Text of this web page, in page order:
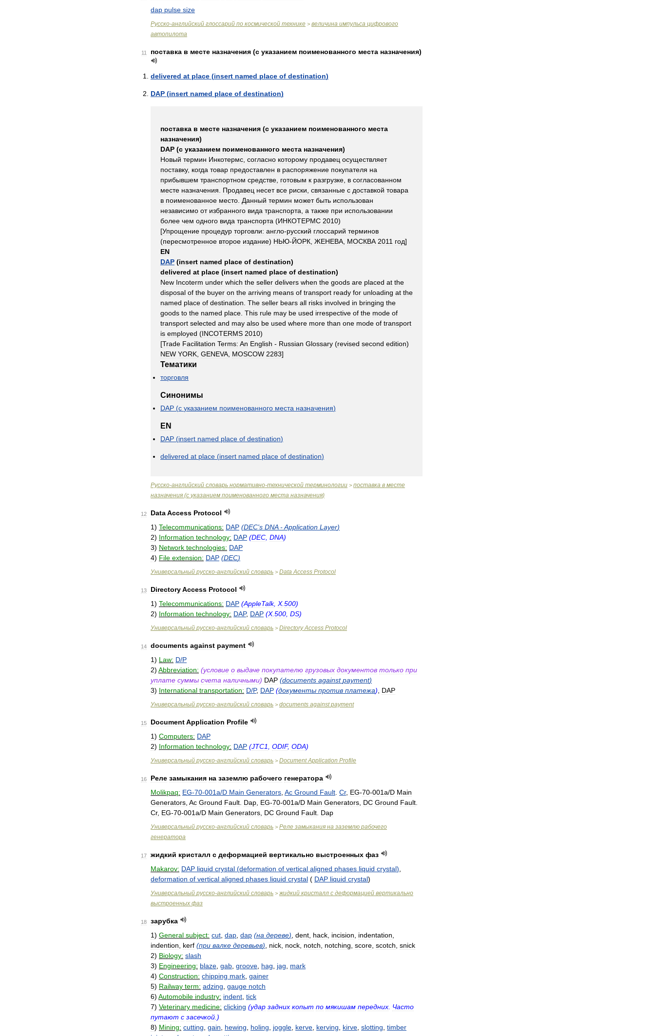
dap pulse size
Русско-английский глоссарий по космической технике > величина импульса цифрового
автопилота
11 поставка в месте назначения (с указанием поименованного места назначения)
delivered at place (insert named place of destination)
DAP (insert named place of destination)
поставка в месте назначения (с указанием поименованного места
назначения)
DAP (с указанием поименованного места назначения)
Новый термин Инкотермс согласно которому продавец осуществляет
поставку, когда товар предоставлен в распоряжение покупателя на
прибывшем транспортном средстве готовым к разгрузке в согласованном
месте назначения Продавец несет все риски связанные с доставкой товара
в поименованное место Данный термин может быть использован
независимо от избранного вида транспорта а также при использовании
более чем одного вида транспорта (ИНКОТЕРМС 2010)
[Упрощение процедур торговли: англо-русский глоссарий терминов
(пересмотренное второе издание) НЬЮ-ЙОРК ЖЕНЕВА МОСКВА 2011 год]
EN
DAP (insert named place of destination)
delivered at place (insert named place of destination)
New Incoterm under which the seller delivers when the goods are placed at the
disposal of the buyer on the arriving means of transport ready for unloading at the
named place of destination The seller bears all risks involved in bringing the
goods to the named place This rule may be used irrespective of the mode of
transport selected and may also be used where more than one mode of transport
is employed (INCOTERMS 2010)
[Trade Facilitation Terms: An English - Russian Glossary (revised second edition)
NEW YORK GENEVA MOSCOW 2283]
Тематики
торговля
Синонимы
DAP (с указанием поименованного места назначения)
EN
DAP (insert named place of destination)
delivered at place (insert named place of destination)
Русско-английский словарь нормативно-технической терминологии > поставка в месте
назначения (с указанием поименованного места назначения)
12 DataAccess Protocol
1) Telecommunications: DAP (DEC's DNA-Application Layer)
2) Information technology: DAP (DEC DNA)
3) Network technologies: DAP
4) File extension: DAP (DEC)
Универсальный русско-английский словарь > Data Access Protocol
13 DirectoryAccess Protocol
1) Telecommunications: DAP (AppleTalk, X.500)
2) Information technology: DAP, DAP (X.500 DS)
Универсальный русско-английский словарь > Directory Access Protocol
14 documents against payment
1) Law: D/P
2) Abbreviation: (условие о выдаче покупателю грузовых документов только при
уплате суммы счета наличными) DAP (documents against payment)
3) International transportation: D/P, DAP (документы против платежа) DAP
Универсальный русско-английский словарь > documents against payment
15 DocumentApplication Profile
1) Computers: DAP
2) Information technology: DAP (JTC1 ODIF, ODA)
Универсальный русско-английский словарь > Document Application Profile
16 Реле замыкания на заземлю рабочего генератора
Molikpaq: EG-70-001a/D Main Generators Ac Ground Fault Cr, EG-70-001a/D Main
Generators Ac Ground Fault Dap EG-70-001a/D Main Generators DC Ground Fault
Cr, EG-70-001a/D Main Generators DC Ground Fault Dap
Универсальный русско-английский словарь > Реле замыкания на заземлю рабочего
генератора
17 жидкий кристалл с деформацией вертикально выстроенных фаз
Makarov: DAP liquid crystal (deformation of vertical aligned phases liquid crystal)
deformation of vertical aligned phases liquid crystal ( DAP liquid crystal)
Универсальный русско-английский словарь > жидкий кристалл с деформацией вертикально
выстроенных фаз
18
зарубка
1) General subject: cut dap dap (на дереве) dent hack incision indentation
indention
kerf (при валке деревьев) nick nock notch notching score scotch snick
2) Biology: slash
3) Engineering: blaze gab groove hag jag
mark
4) Construction: chipping mark gainer
5) Railway term: adzing gauge notch
6) Automobile industry: indent tick
7) Veterinary medicine: clicking (удар задних копыт по мякишам передних Часто
путают с засечкой .)
8) Mining: cutting gain hewing holing joggle kerve kerving kirve slotting timber